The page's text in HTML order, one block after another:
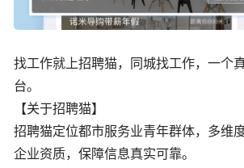
找工作就上招聘猫，同城找工作，一个
台。
【关于招聘猫】
招聘猫定位都市服务业青年群体，多维
企业资质，保障信息真实可靠。